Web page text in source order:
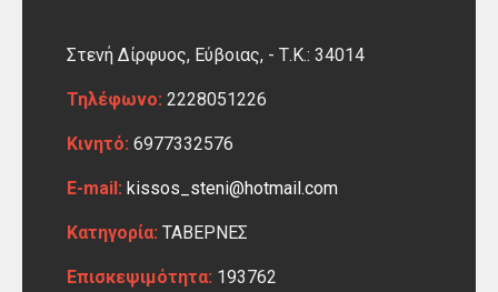
Στενή Δίρφυος, Εύβοιας, - Τ.Κ.: 34014
Τηλέφωνο: 2228051226
Κινητό: 6977332576
E-mail: kissos_steni@hotmail.com
Κατηγορία: ΤΑΒΕΡΝΕΣ
Επισκεψιμότητα: 193762